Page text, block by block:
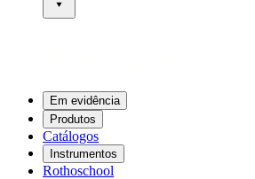
Em evidência
Produtos
Catálogos
Instrumentos
Rothoschool